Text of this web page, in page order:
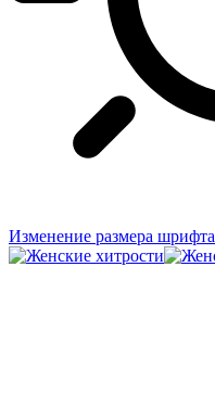
Изменение размера шрифта